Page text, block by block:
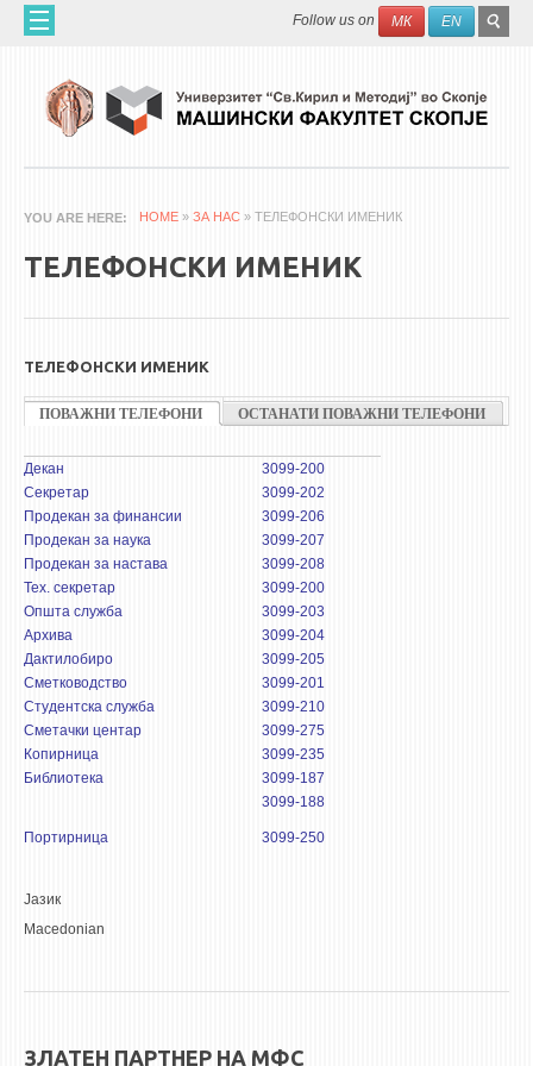
Skip to main content Search
Follow us on МК EN
ЗА НАС
60 ГОДИНИ МФ
НАУЧНА ДЕЈНОСТ
АПЛИКАТИВНА ДЕЈНОСТ
МЕЃУНАРОДНА СОРАБОТКА
ERASMUS+
QIM-SEE
3DFindIT
WATERBRIDGING
CIRASIM
AIR QUALITY MODELLING
АКТИ
АКТИ
ЗАВРШНИ СМЕТКИ
YOU ARE HERE HOME » ЗА НАС » ТЕЛЕФОНСКИ ИМЕНИК
ТЕЛЕФОНСКИ ИМЕНИК
ТЕЛЕФОНСКИ ИМЕНИК
ПОВАЖНИ ТЕЛЕФОНИ (ACTIVE TAB)
ОСТАНАТИ ПОВАЖНИ ТЕЛЕФОНИ
Декан
3099-200
Секретар
3099-202
Продекан за финансии
3099-206
Продекан за наука
3099-207
Продекан за настава
3099-208
Тех. секретар
3099-200
Општа служба
3099-203
Архива
3099-204
Дактилобиро
3099-205
Сметководство
3099-201
Студентска служба
3099-210
Сметачки центар
3099-275
Копирница
3099-235
Библиотека
3099-187
3099-188
Портирница 3099-250
Јазик
Macedonian
ЗЛАТЕН ПАРТНЕР НА МФС